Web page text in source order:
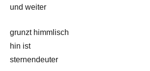
und weiter
grunzt himmlisch
hin ist
sternendeuter